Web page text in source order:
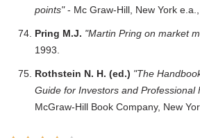
points"- Mc Graw-Hill, New York e.a.,
Pring M.J. "Martin Pring on market
1993.
Rothstein N. H. (ed.) "The
Guide for Investors and Professional
McGraw-Hill Book Company, New